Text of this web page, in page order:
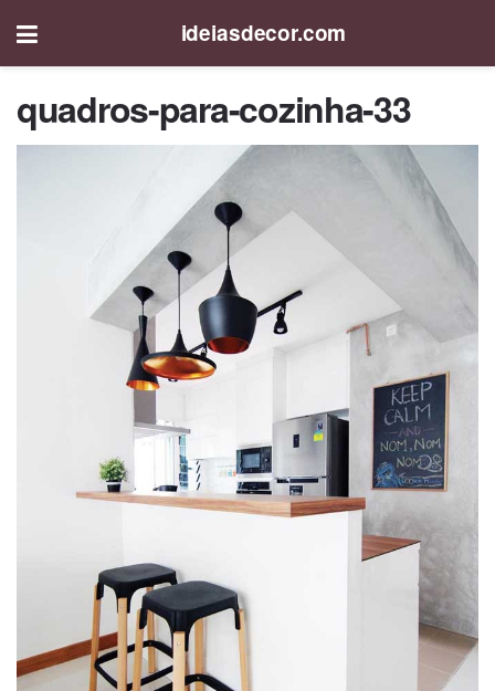
ideiasdecor.com
quadros-para-cozinha-33